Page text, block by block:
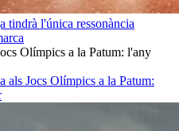
tindrà l'única ressonància
als Jocs Olímpics a la Patum: